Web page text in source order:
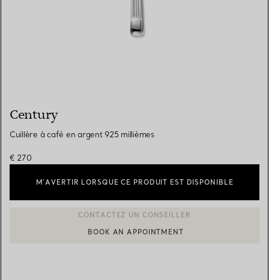
Century
Cuillère à café en argent 925 millièmes
€ 270
M’AVERTIR LORSQUE CE PRODUIT EST DISPONIBLE
CONTACTER UN CONSEILLER CLIENT OU PRENDRE RENDEZ-